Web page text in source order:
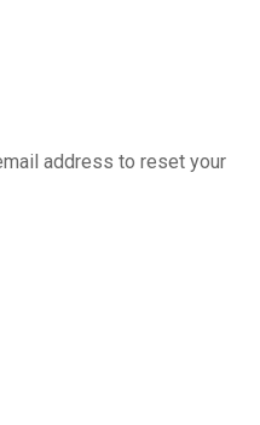
address to reset your